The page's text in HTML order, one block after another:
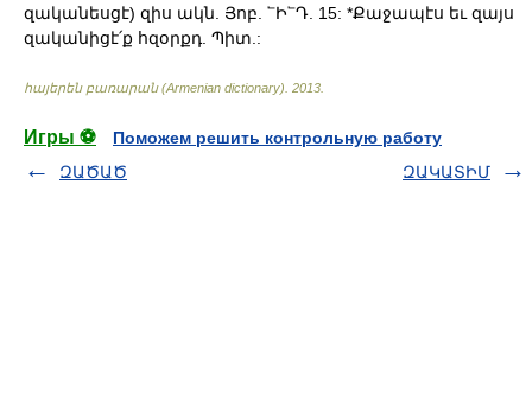
զականեսցէ) զիս ակն. Յոբ. ՟Ի՟Դ. 15: *Քաջապէս եւ զայս
զականիցէ՛ք հզօրքդ. Պիտ.:
հայերեն բառարան (Armenian dictionary) 2013
Игры ⚽
Поможем решить контрольную работу
ԶԱԾԱԾ
ԶԱԿԱՏԻՄ